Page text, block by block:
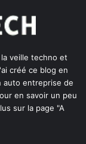
veille techno et
créé ce blog en
auto entreprise de
en savoir un peu
sur la page "A